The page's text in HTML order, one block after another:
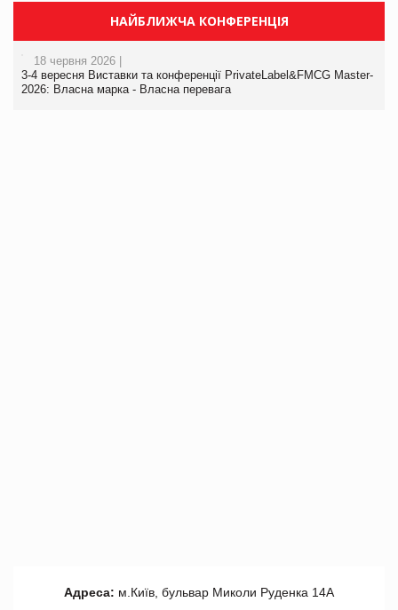
НАЙБЛИЖЧА КОНФЕРЕНЦІЯ
18 червня 2026 |
3-4 вересня Виставки та конференції PrivateLabel&FMCG Master-
2026: Власна марка - Власна перевага
Адреса: м.Київ, бульвар Миколи Руденка 14А